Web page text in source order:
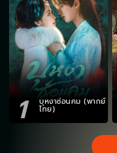
1 บุหงาซ่อนคม (พากย์
ไทย)